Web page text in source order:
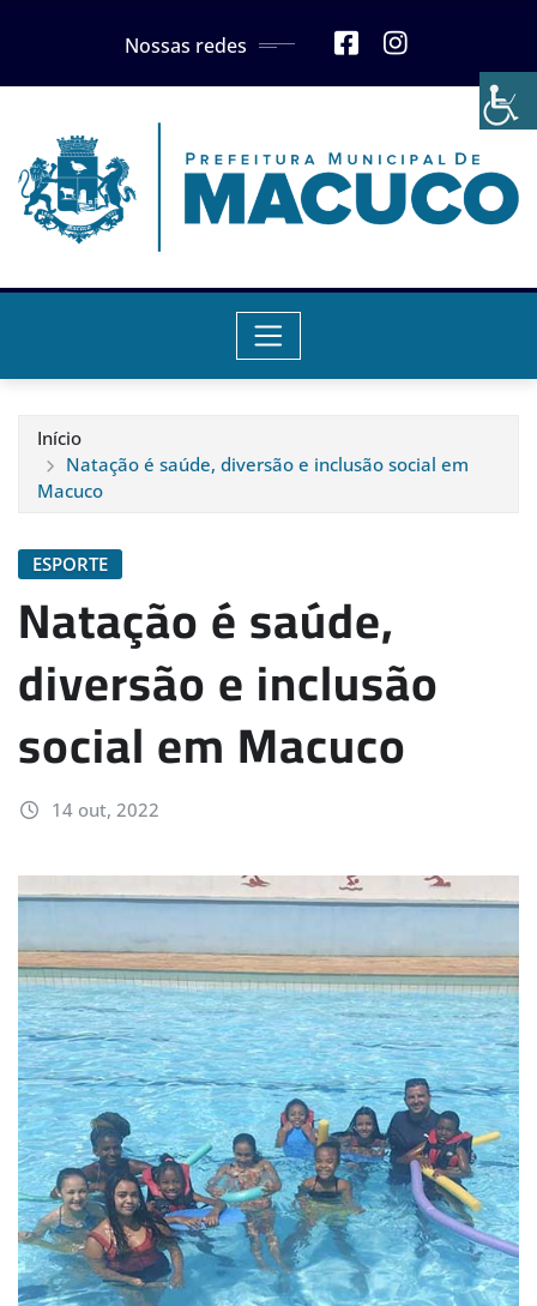
Nossas redes
Início
Natação é saúde, diversão e inclusão social em
Macuco
ESPORTE
Natação é saúde,
diversão e inclusão
social em Macuco
14 out, 2022